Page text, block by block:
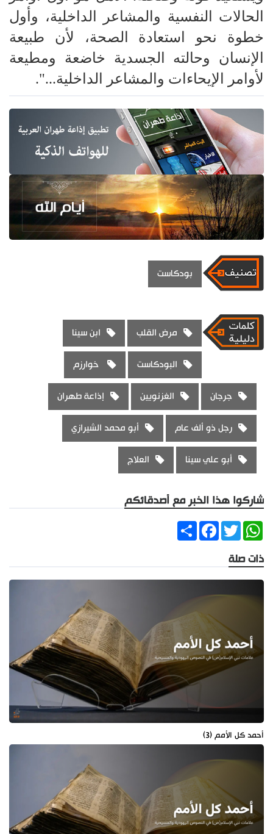
الحالات النفسية والمشاعر الداخلية، وأول
خطوة نحو استعادة الصحة، لأن طبيعة
الإنسان وحالته الجسدية خاضعة ومطيعة
لأوامر الإيحاءات والمشاعر الداخلية...".
بودكاست
مرض القلب ابن سينا
البودكاست خوارزم
جرجان الغزنويين إذاعة طهران
رجل ذو ألف عام أبو محمد الشيرازي
أبو علي سينا العلاج
شاركوا هذا الخبر مع أصدقائكم
ShareFacebookTwitter
WhatsApp
ذات صلة
أحمد كل الأمم (3)